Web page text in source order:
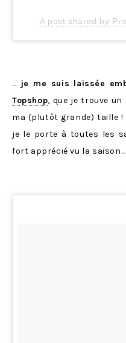
A post shared by
… je me suis laissée
Topshop, que je trouve
ma (plutôt grande) taille !
je le porte à toutes les
fort apprécié vu la saison…